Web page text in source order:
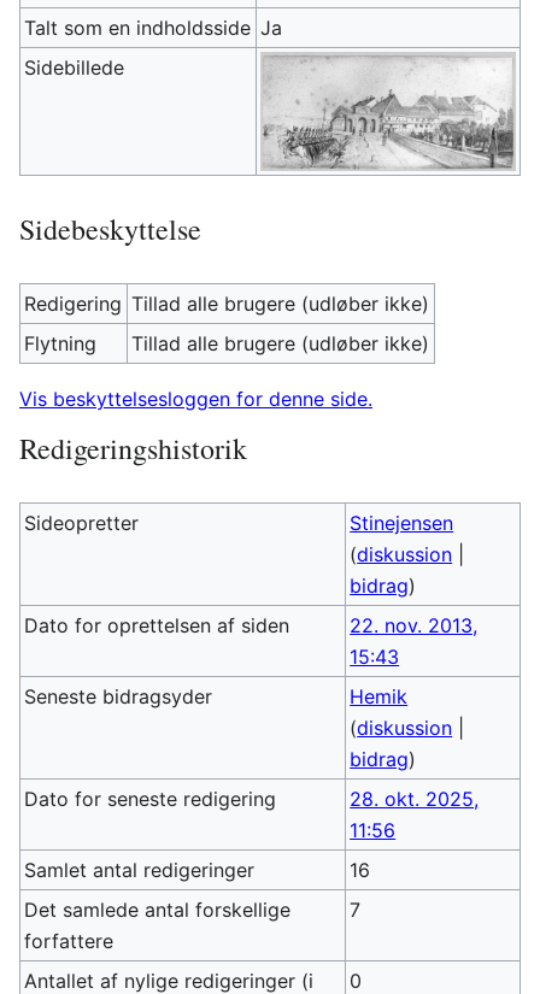
Talt som en indholdsside Ja
Sidebillede
Sidebeskyttelse
Redigering Tillad alle brugere (udløber ikke)
Flytning
Tillad alle brugere (udløber ikke)
Vis beskyttelsesloggen for denne side.
Redigeringshistorik
Sideopretter
Stinejensen
(diskussion
bidrag)
Dato for oprettelsen af siden
22. nov. 2013,
15:43
Seneste bidragsyder
Hemik
(diskussion
bidrag)
Dato for seneste redigering
28. okt. 2025,
11:56
Samlet antal redigeringer
16
Det samlede antal forskellige
forfattere
7
Antallet af nylige redigeringer (i 0